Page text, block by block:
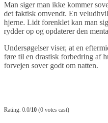
Man siger man ikke kommer
det faktisk omvendt. En
hjerne. Lidt forenklet kan man
rydder op og opdaterer den
Undersøgelser viser, at en
føre til en drastisk forbedring af
forvejen sover godt om natten.
Rating: 0.0/10 (0 votes cast)